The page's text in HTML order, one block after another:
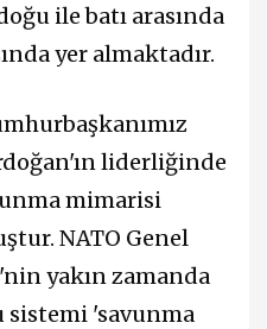
ile batı arasında
yer almaktadır.
liderliğinde
mimarisi
NATO Genel
yakın zamanda
sistemi 'savunma